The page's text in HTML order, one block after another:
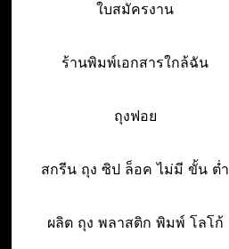
ใบสมัครงาน
ร้านพิมพ์เอกสารใกล้ฉัน
ถุงฟอย
สกรีน ถุง ซิป ล็อค ไม่มี ขั้น ต่ำ
ผลิต ถุง พลาสติก พิมพ์ โลโก้